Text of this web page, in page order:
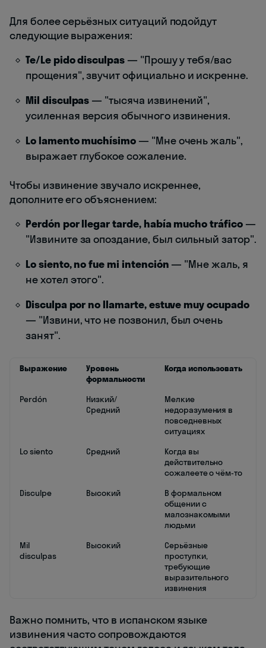
Для более серьёзных ситуаций подойдут
следующие выражения:
Te/Le pido disculpas — "Прошу у тебя/вас
прощения", звучит официально и искренне.
Mil disculpas — "тысяча извинений",
усиленная версия обычного извинения.
Lo lamento muchísimo — "Мне очень жаль",
выражает глубокое сожаление.
Чтобы извинение звучало искреннее,
дополните его объяснением:
Perdón por llegar tarde, había mucho tráfico—
"Извините за опоздание, был сильный затор".
Lo siento, no fue mi intención — "Мне жаль, я
не хотел этого".
Disculpa por no llamarte, estuve muy ocupado
— "Извини, что не позвонил, был очень
занят".
Выражение
Уровень
формальности
Когда использовать
Perdón
Низкий/
Средний
Мелкие
недоразумения в
повседневных
ситуациях
Lo siento
Средний
Когда вы
действительно
сожалеете о чём-то
Disculpe
Высокий
В формальном
общении с
малознакомыми
людьми
Mil
disculpas
Высокий
Серьёзные
проступки,
требующие
выразительного
извинения
Важно помнить, что в испанском языке
извинения часто сопровождаются